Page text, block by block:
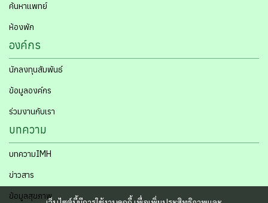
ค้นหาแพทย์
ห้องพัก
องค์กร
นักลงทุนสัมพันธ์
ข้อมูลองค์กร
ร่วมงานกับเรา
บทความ
บทความIMH
ข่าวสาร
ข้อมูลสุขภาพ